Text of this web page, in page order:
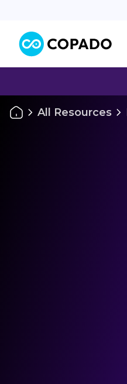
All Resources